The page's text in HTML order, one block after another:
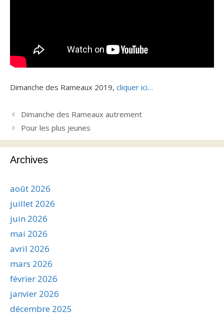
Dimanche des Rameaux 2019, cliquer ici…
Dimanche des Rameaux autrement
Pour les plus jeunes
Archives
août 2026
juillet 2026
juin 2026
mai 2026
avril 2026
mars 2026
février 2026
janvier 2026
décembre 2025